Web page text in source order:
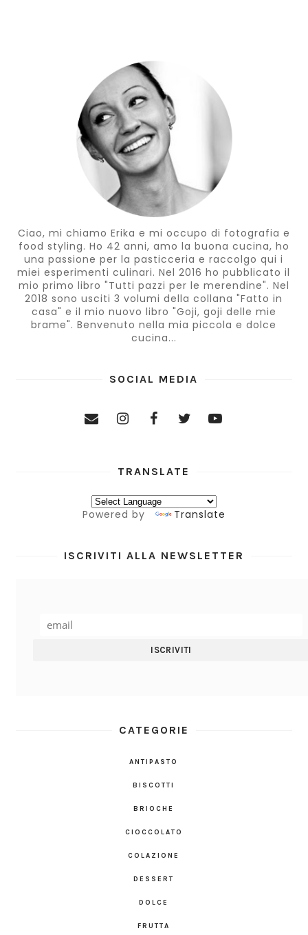
Ciao, mi chiamo Erika e mi occupo di fotografia e
food styling. Ho 42 anni, amo la buona cucina, ho
una passione per la pasticceria e raccolgo qui i
miei esperimenti culinari. Nel 2016 ho pubblicato il
mio primo libro "Tutti pazzi per le merendine". Nel
2018 sono usciti 3 volumi della collana "Fatto in
casa" e il mio nuovo libro "Goji, goji delle mie
brame". Benvenuto nella mia piccola e dolce
cucina...
SOCIAL MEDIA
TRANSLATE
Powered by Translate
ISCRIVITI ALLA NEWSLETTER
CATEGORIE
ANTIPASTO
BISCOTTI
BRIOCHE
CIOCCOLATO
COLAZIONE
DESSERT
DOLCE
FRUTTA